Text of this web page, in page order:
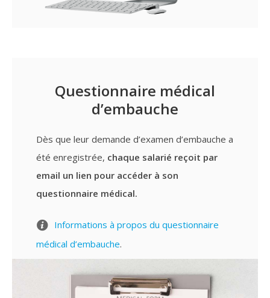
Questionnaire médical
d’embauche
Dès que leur demande d’examen d’embauche a
été enregistrée, chaque salarié reçoit par
email un lien pour accéder à son
questionnaire médical.
Informations à propos du questionnaire
médical d’embauche.